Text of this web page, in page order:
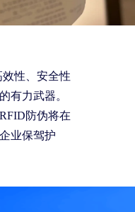
性、安全性
有力武器。
防伪将在
业保驾护